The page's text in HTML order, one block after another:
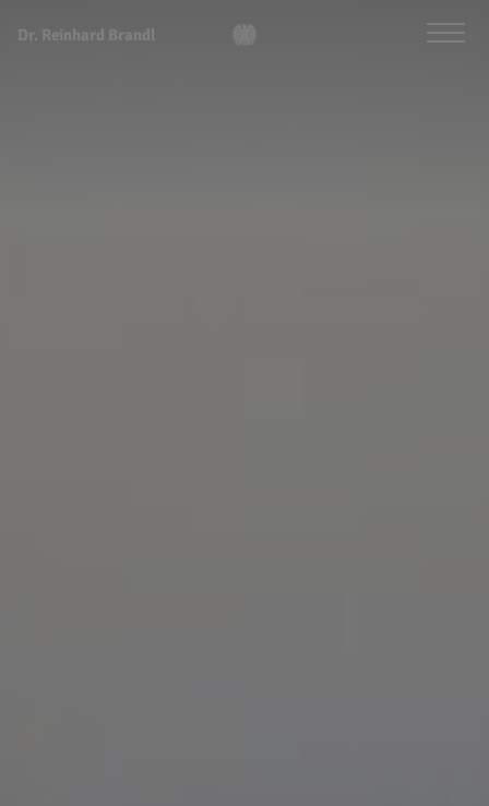
Dr. Reinhard Brandl